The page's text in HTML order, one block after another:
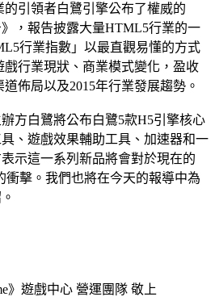
引領者白鷺引擎公布了權威的
》，報告披露大量HTML5行業的一
行業指數」以最直觀易懂的方式
行業現狀、商業模式變化，盈收
佈局以及2015年行業發展趨勢。
方白鷺將公布白鷺5款H5引擎核心
、遊戲效果輔助工具、加速器和一
示這一系列新品將會對於現在的
擊。我們也將在今天的報導中為
》遊戲中心 營運團隊 敬上